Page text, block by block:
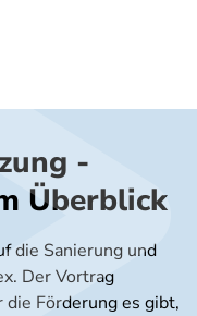
-
Überblick
die Sanierung und
Der Vortrag
Förderung es gibt,